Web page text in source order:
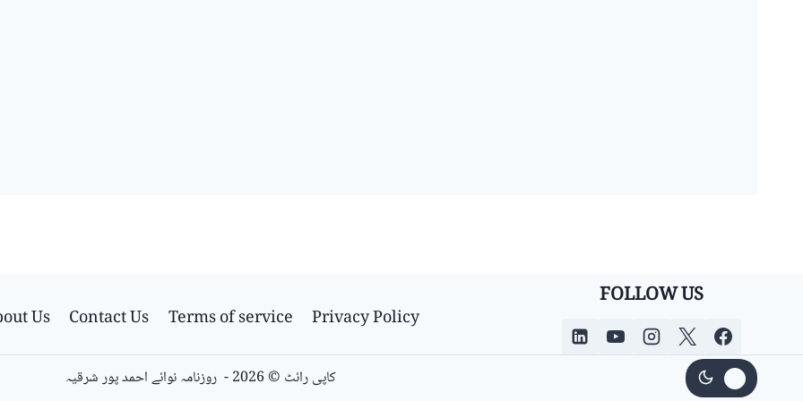
FOLLOW US
Privacy Policy
Terms of service
Contact Us
Us
کاپی رائٹ © 2026 - روزنامہ نوائے احمد پور شرقیہ